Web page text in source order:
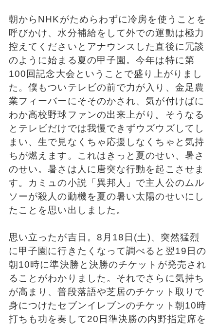
朝からNHKがためらわずに冷房を使うことを
呼びかけ、水分補給をして外での運動は極力
控えてくださいとアナウンスした直後に冗談
のように始まる夏の甲子園。今年は特に第
100回記念大会ということで盛り上がりまし
た。僕もついテレビの前で力が入り、金足農
業フィーバーにそそのかされ、気が付けばに
わか高校野球ファンの出来上がり。そうなる
とテレビだけでは我慢できずウズウズしてし
まい、生で見なくちゃ応援しなくちゃと気持
ちが燃えます。これはきっと夏のせい、暑さ
のせい。暑さは人に唐突な行動を起こさせま
す。カミュの小説「異邦人」で主人公のムル
ソーが殺人の動機を夏の暑い太陽のせいにし
たことを思い出しました。
思い立ったが吉日。8月18日(土)、突然猛烈
に甲子園に行きたくなって調べると翌19日の
朝10時に準決勝と決勝のチケットが発売され
ることがわかりました。それでさらに気持ち
が高まり、普段落語や芝居のチケット取りで
身につけたセブンイレブンのチケット朝10時
打ちも功を奏して20日準決勝の内野指定席を